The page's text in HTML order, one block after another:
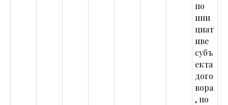
по
ини
циат
иве
субъ
екта
дого
вора
, по